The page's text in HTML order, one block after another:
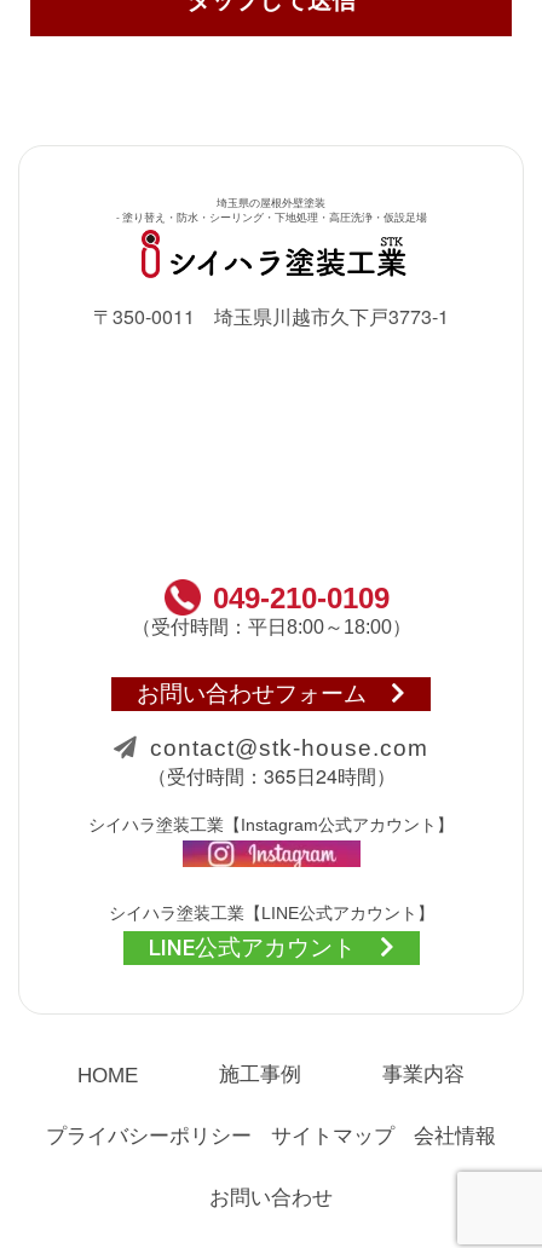
埼玉県の屋根外壁塗装
- 塗り替え・防水・シーリング・下地処理・高圧洗浄・仮設足場
〒350-0011 埼玉県川越市久下戸3773-1
049-210-0109
（受付時間：平日8:00～18:00）
お問い合わせフォーム
contact@stk-house.com
（受付時間：365日24時間）
シイハラ塗装工業【Instagram公式アカウント】
シイハラ塗装工業【LINE公式アカウント】
LINE公式アカウント
HOME 施工事例 事業内容
プライバシーポリシー サイトマップ 会社情報
お問い合わせ